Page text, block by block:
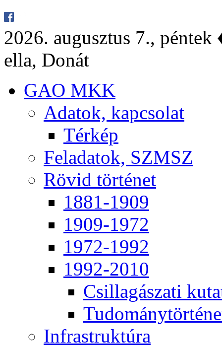
2026. au­gusz­tus 7.,
el­la, Do­nát
GAO MKK
Ada­tok, kap­cso­lat
Tér­kép
Fel­ada­tok, SZMSZ
Rö­vid tör­té­net
1881-1909
1909-1972
1972-1992
1992-2010
Csil­la­gá­sza­ti
Inf­ra­struk­tú­ra